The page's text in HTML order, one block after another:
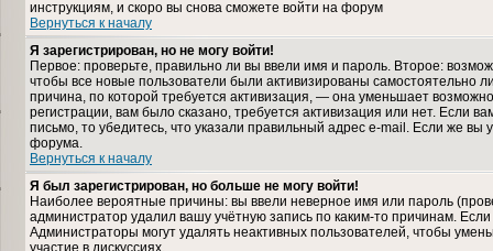
инструкциям, и скоро вы снова сможете войти на форум
Вернуться к началу
Я зарегистрирован, но не могу войти!
Первое: проверьте, правильно ли вы ввели имя и пароль. Второе:
чтобы все новые пользователи были активизированы самостоятельно
причина, по которой требуется активизация, — она уменьшает
регистрации, вам было сказано, требуется активизация или нет. Если
письмо, то убедитесь, что указали правильный адрес e-mail. Если же
форума.
Вернуться к началу
Я был зарегистрирован, но больше не могу войти!
Наиболее вероятные причины: вы ввели неверное имя или пароль
администратор удалил вашу учётную запись по каким-то причинам.
Администраторы могут удалять неактивных пользователей, чтобы
участие в дискуссиях.